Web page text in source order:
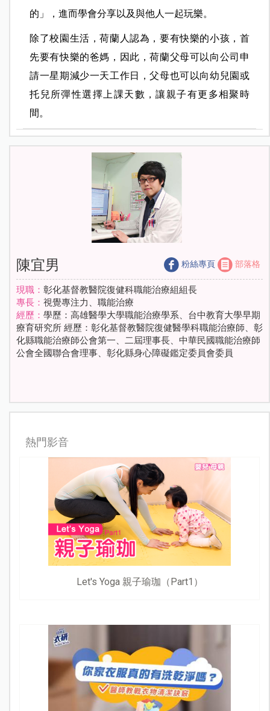
的」，進而學會分享以及與他人一起玩樂。
除了校園生活，荷蘭人認為，要有快樂的小孩，首
先要有快樂的爸媽，因此，荷蘭父母可以向公司申
請一星期減少一天工作日，父母也可以向幼兒園或
托兒所彈性選擇上課天數，讓親子有更多相聚時
間。
陳宜男 粉絲專頁 部落格
現職： 彰化基督教醫院復健科職能治療組組長
專長： 視覺專注力、職能治療
經歷： 學歷：高雄醫學大學職能治療學系、台中教育大學早期
療育研究所 經歷：彰化基督教醫院復健醫學科職能治療師、彰
化縣職能治療師公會第一、二屆理事長、中華民國職能治療師
公會全國聯合會理事、彰化縣身心障礙鑑定委員會委員
熱門影音
Let's Yoga 親子瑜珈（Part1）